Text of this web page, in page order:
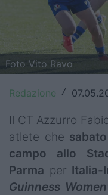
Premiership
Champions Cup
Rugby World Cup
Super Rugby
Rugby in TV
Foto Vito Ravo
Redazione /
Il CT Azzurro
atlete che
campo allo
Parma per Italia-
Guinness